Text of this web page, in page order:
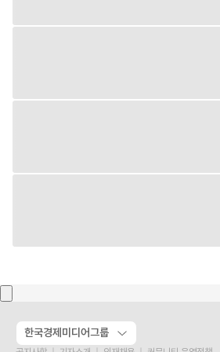
한국경제미디어그룹